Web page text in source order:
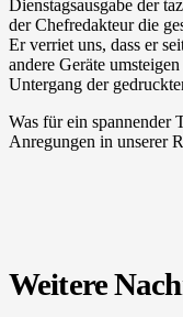
Dienstagsausgabe der
der Chefredakteur die
Er verriet uns, dass er
andere Geräte
Untergang der
Was für ein spannender
Anregungen in unserer
Weitere